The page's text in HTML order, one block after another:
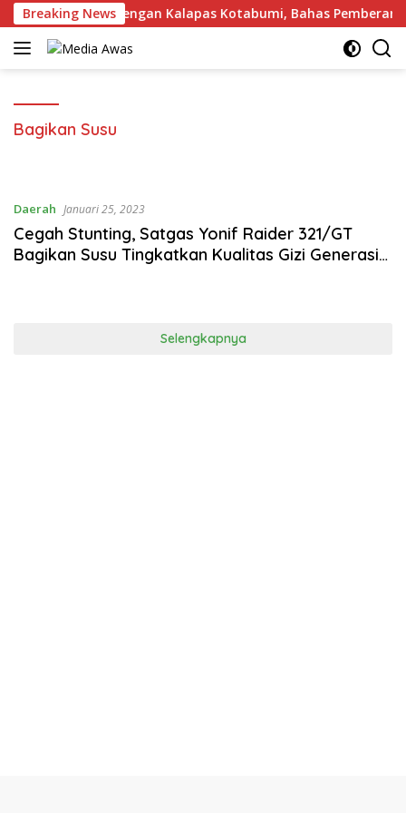
Langsung
ke
konten
Breaking News
Perkuat Sinergi dengan Kalapas Kotabumi, Bahas
Bagikan Susu
Daerah Januari 25, 2023
Cegah Stunting, Satgas Yonif Raider 321/GT
Bagikan Susu Tingkatkan Kualitas Gizi Generasi
Selengkapnya